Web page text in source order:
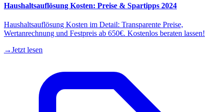
Haushaltsauflösung Kosten: Preise & Spartipps 2024
Haushaltsauflösung Kosten im Detail: Transparente Preise,
Wertanrechnung und Festpreis ab 650€. Kostenlos beraten lassen!
→Jetzt lesen